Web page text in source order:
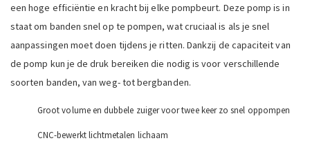
een hoge efficiëntie en kracht bij elke pompbeurt. Deze pomp is in
staat om banden snel op te pompen, wat cruciaal is als je snel
aanpassingen moet doen tijdens je ritten. Dankzij de capaciteit van
de pomp kun je de druk bereiken die nodig is voor verschillende
soorten banden, van weg- tot bergbanden.
Groot volume en dubbele zuiger voor twee keer zo snel oppompen
CNC-bewerkt lichtmetalen lichaam